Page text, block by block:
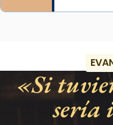
Si
sería